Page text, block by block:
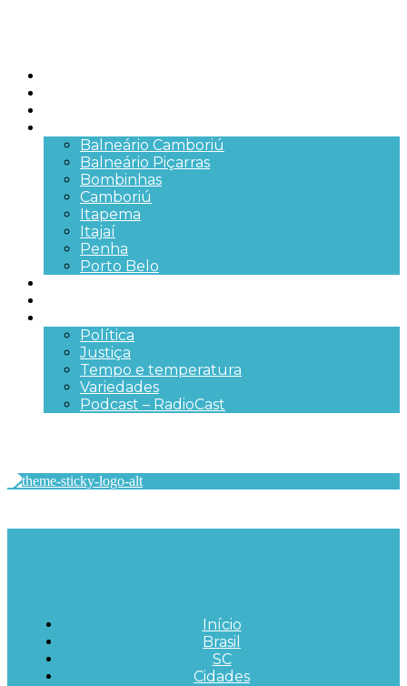
Balneário Camboriú
Balneário Piçarras
Bombinhas
Camboriú
Itapema
Itajaí
Penha
Porto Belo
Política
Justiça
Tempo e temperatura
Variedades
Podcast – RadioCast
Início
Brasil
SC
Cidades